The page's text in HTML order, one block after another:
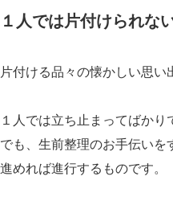
１人では片付けられな
片付ける品々の懐かしい思い
１人では立ち止まってばかり
でも、生前整理のお手伝い
進めれば進行するものです。